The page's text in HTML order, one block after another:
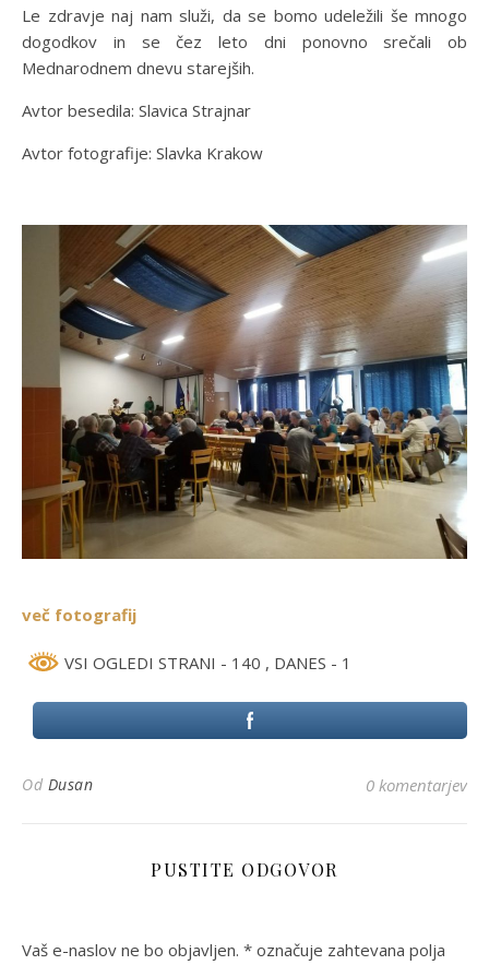
Le zdravje naj nam služi, da se bomo udeležili še mnogo
dogodkov in se čez leto dni ponovno srečali ob
Mednarodnem dnevu starejših.
Avtor besedila: Slavica Strajnar
Avtor fotografije: Slavka Krakow
več fotografij
VSI OGLEDI STRANI - 140 , DANES - 1
Od Dusan 0 komentarjev
PUSTITE ODGOVOR
Vaš e-naslov ne bo objavljen. * označuje zahtevana polja